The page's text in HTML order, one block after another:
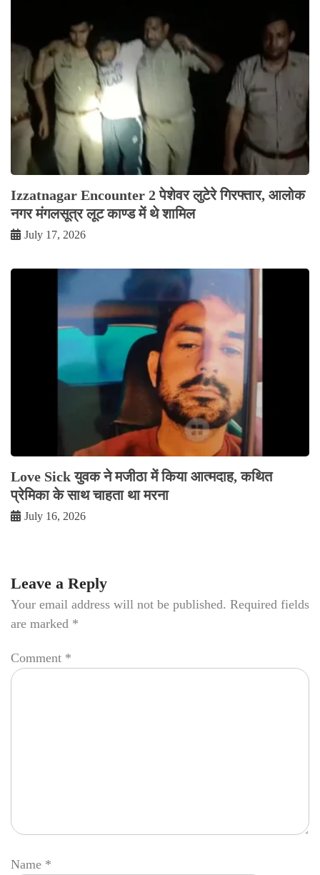
Izzatnagar Encounter 2 पेशेवर लुटेरे गिरफ्तार, आलोक
नगर मंगलसूत्र लूट काण्‍ड में थे शामिल
July 17, 2026
Love Sick युवक ने मजीठा में किया आत्मदाह, कथित
प्रेमिका के साथ चाहता था मरना
July 16, 2026
Leave a Reply
Your email address will not be published. Required fields
are marked *
Comment *
Name *